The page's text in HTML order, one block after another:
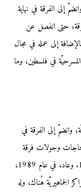
إلى الفرقة في نهاية
حتى انفصل عن
1982. عَمِلَ مدرّسًا بالإضافة إلى عمله في مجال
في فلسطين، وما
وانضمّ إلى الفرقة في
وجولات فرقة
“الحكواتي” المحلّيّة والعالميّة بين الأعوام 1980-1988. وعاد، في عام 1989،
الجماهيريّة هُناك، وله